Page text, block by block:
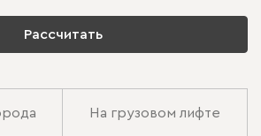
Рассчитать
На грузовом лифте